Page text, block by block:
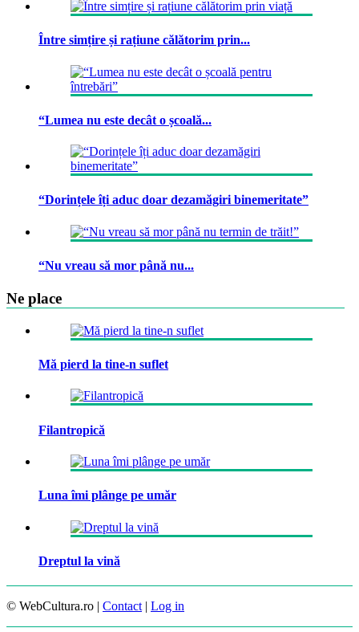
Între simțire și rațiune călătorim prin...
“Lumea nu este decât o școală...
“Dorințele îți aduc doar dezamăgiri binemeritate”
“Nu vreau să mor până nu...
Ne place
Mă pierd la tine-n suflet
Filantropică
Luna îmi plânge pe umăr
Dreptul la vină
© WebCultura.ro | Contact | Log in